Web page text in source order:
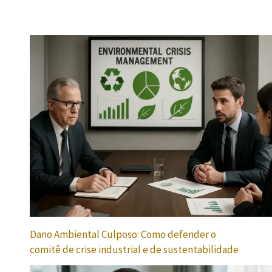
Dano Ambiental Culposo: Como defender o
comitê de crise industrial e de sustentabilidade